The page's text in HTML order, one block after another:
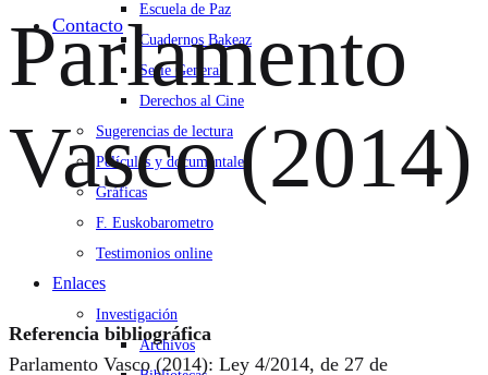
Contacto
Escuela de Paz
Cuadernos Bakeaz
Serie General
Derechos al Cine
Sugerencias de lectura
Películas y documentales
Gráficas
F. Euskobarometro
Testimonios online
Enlaces
Investigación
Archivos
Parlamento
Vasco (2014)
Referencia bibliográfica
Parlamento Vasco (2014): Ley 4/2014, de 27 de